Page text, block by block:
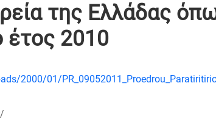
της Ελλάδας
έτος 2010
2000/01/